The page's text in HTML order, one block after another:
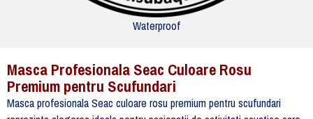
Waterproof
Masca Profesionala Seac Culoare Rosu
Premium pentru Scufundari
Masca profesionala Seac culoare rosu premium pentru scufundari